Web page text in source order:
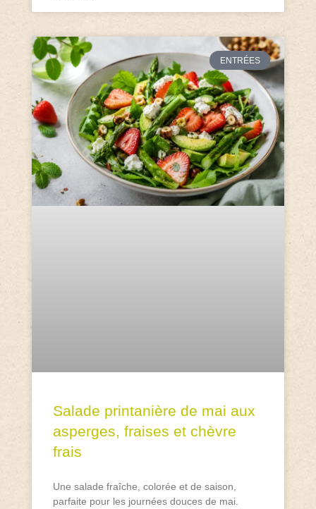
ENTRÉES
Salade printanière de mai aux
asperges, fraises et chèvre
frais
Une salade fraîche, colorée et de saison,
parfaite pour les journées douces de mai.